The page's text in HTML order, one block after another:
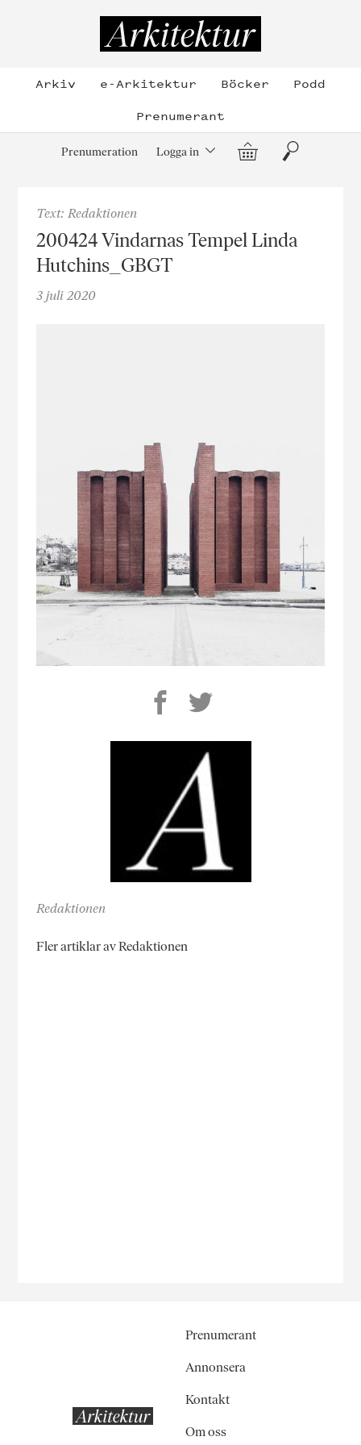
Arkiv e-Arkitektur Böcker
Podd
Prenumerant
Prenumeration Logga in Varukorg
Sök
Text: Redaktionen
200424 Vindarnas Tempel Linda
Hutchins_GBGT
3 juli 2020
Redaktionen
Fler artiklar av Redaktionen
Prenumerant
Annonsera
Kontakt
Om oss